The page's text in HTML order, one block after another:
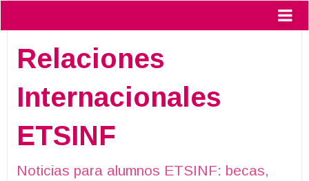
Relaciones
Internacionales
ETSINF
Noticias para alumnos ETSINF: becas,